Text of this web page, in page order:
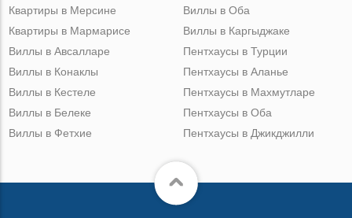
Квартиры в Мерсине
Квартиры в Мармарисе
Виллы в Оба
Виллы в Каргыджаке
Виллы в Авсалларе
Виллы в Конаклы
Виллы в Кестеле
Виллы в Белеке
Виллы в Фетхие
Пентхаусы в Турции
Пентхаусы в Аланье
Пентхаусы в Махмутларе
Пентхаусы в Оба
Пентхаусы в Джикджилли